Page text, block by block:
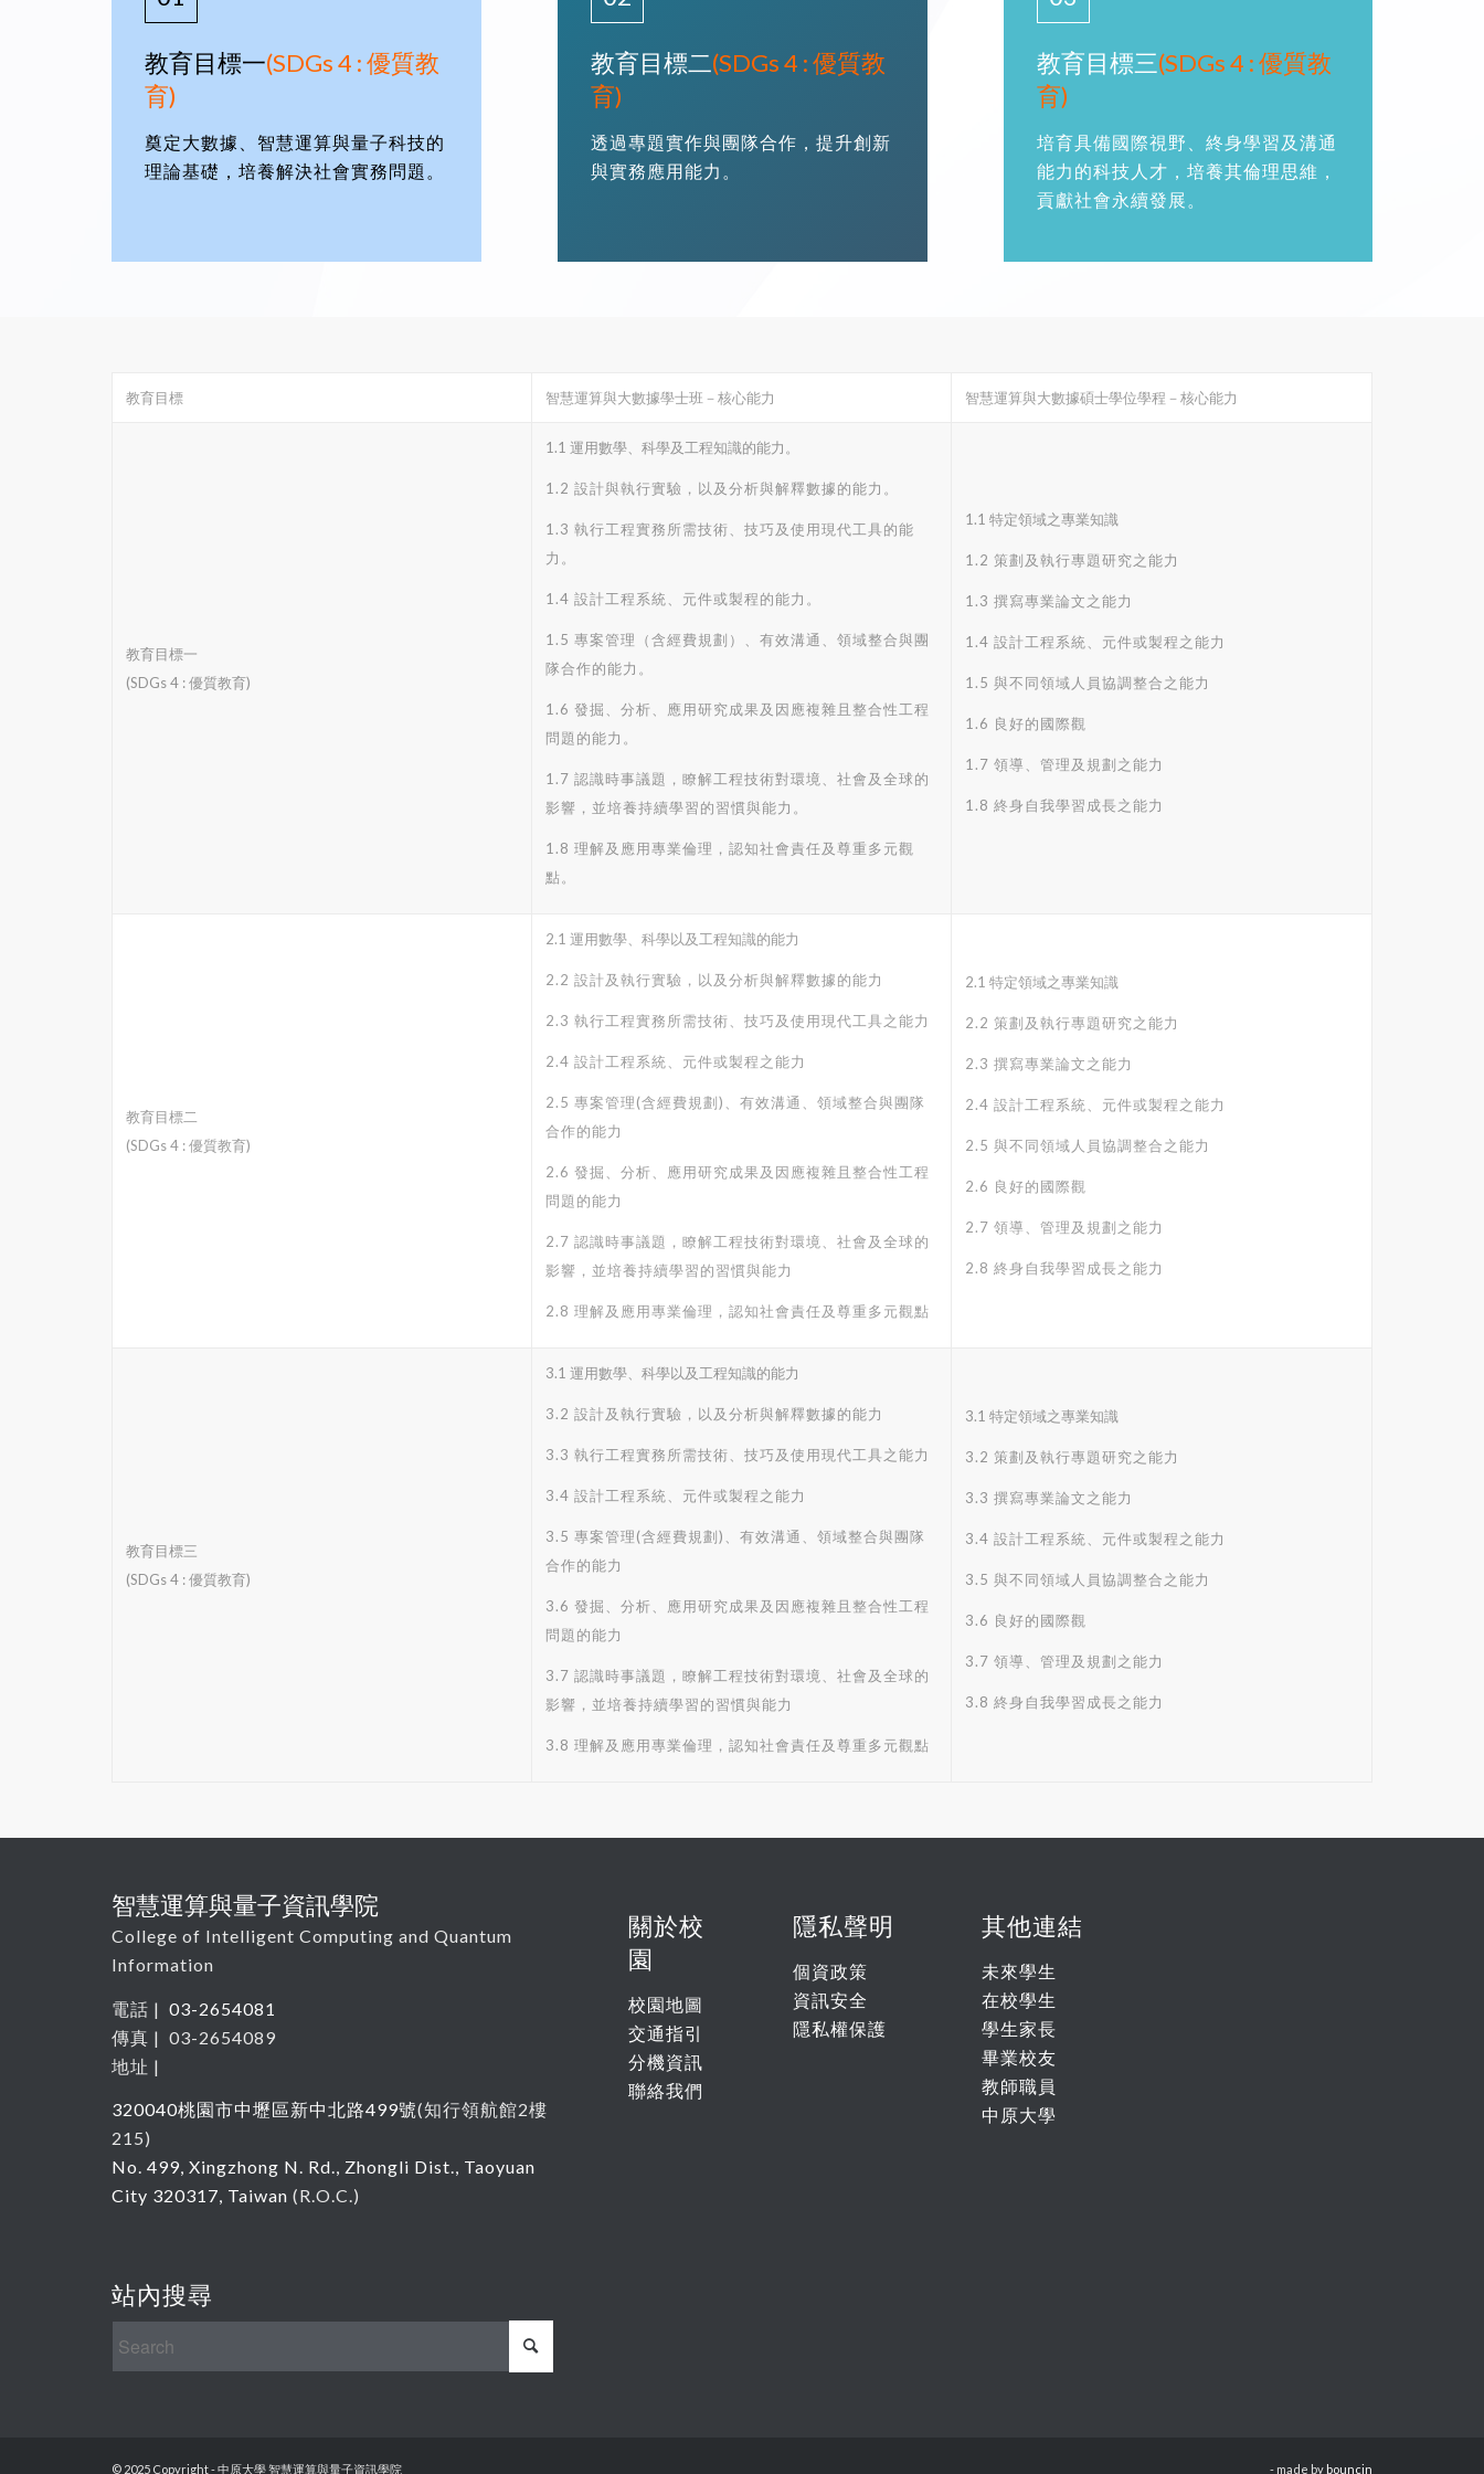
教育目標一(SDGs 4 : 優質教
育)
奠定大數據、智慧運算與量子科技的
理論基礎，培養解決社會實務問題。
教育目標二(SDGs 4 : 優質教
育)
透過專題實作與團隊合作，提升創新
與實務應用能力。
教育目標三(SDGs 4 : 優質教
育)
培育具備國際視野、終身學習及溝通
能力的科技人才，培養其倫理思維，
貢獻社會永續發展。
教育目標 智慧運算與大數據學士班－核心能力 智慧運算與大數據碩士學位學程－核心能力
教育目標一
(SDGs 4 : 優質教育)
1.1 運用數學、科學及工程知識的能力。
1.2 設計與執行實驗，以及分析與解釋數據的能力。
1.3 執行工程實務所需技術、技巧及使用現代工具的能
力。
1.4 設計工程系統、元件或製程的能力。
1.5 專案管理（含經費規劃）、有效溝通、領域整合與團
隊合作的能力。
1.6 發掘、分析、應用研究成果及因應複雜且整合性工程
問題的能力。
1.7 認識時事議題，瞭解工程技術對環境、社會及全球的
影響，並培養持續學習的習慣與能力。
1.8 理解及應用專業倫理，認知社會責任及尊重多元觀
點。
1.1 特定領域之專業知識
1.2 策劃及執行專題研究之能力
1.3 撰寫專業論文之能力
1.4 設計工程系統、元件或製程之能力
1.5 與不同領域人員協調整合之能力
1.6 良好的國際觀
1.7 領導、管理及規劃之能力
1.8 終身自我學習成長之能力
教育目標二
(SDGs 4 : 優質教育)
2.1 運用數學、科學以及工程知識的能力
2.2 設計及執行實驗，以及分析與解釋數據的能力
2.3 執行工程實務所需技術、技巧及使用現代工具之能力
2.4 設計工程系統、元件或製程之能力
2.5 專案管理(含經費規劃)、有效溝通、領域整合與團隊
合作的能力
2.6 發掘、分析、應用研究成果及因應複雜且整合性工程
問題的能力
2.7 認識時事議題，瞭解工程技術對環境、社會及全球的
影響，並培養持續學習的習慣與能力
2.8 理解及應用專業倫理，認知社會責任及尊重多元觀點
2.1 特定領域之專業知識
2.2 策劃及執行專題研究之能力
2.3 撰寫專業論文之能力
2.4 設計工程系統、元件或製程之能力
2.5 與不同領域人員協調整合之能力
2.6 良好的國際觀
2.7 領導、管理及規劃之能力
2.8 終身自我學習成長之能力
教育目標三
(SDGs 4 : 優質教育)
3.1 運用數學、科學以及工程知識的能力
3.2 設計及執行實驗，以及分析與解釋數據的能力
3.3 執行工程實務所需技術、技巧及使用現代工具之能力
3.4 設計工程系統、元件或製程之能力
3.5 專案管理(含經費規劃)、有效溝通、領域整合與團隊
合作的能力
3.6 發掘、分析、應用研究成果及因應複雜且整合性工程
問題的能力
3.7 認識時事議題，瞭解工程技術對環境、社會及全球的
影響，並培養持續學習的習慣與能力
3.8 理解及應用專業倫理，認知社會責任及尊重多元觀點
3.1 特定領域之專業知識
3.2 策劃及執行專題研究之能力
3.3 撰寫專業論文之能力
3.4 設計工程系統、元件或製程之能力
3.5 與不同領域人員協調整合之能力
3.6 良好的國際觀
3.7 領導、管理及規劃之能力
3.8 終身自我學習成長之能力
智慧運算與量子資訊學院
College of Intelligent Computing and Quantum
Information
電話 | 03-2654081
傳真 | 03-2654089
地址 |
320040桃園市中壢區新中北路499號(知行領航館2樓
215)
No. 499, Xingzhong N. Rd., Zhongli Dist., Taoyuan
City 320317, Taiwan (R.O.C.)
站內搜尋
關於校
園
校園地圖
交通指引
分機資訊
聯絡我們
隱私聲明
個資政策
資訊安全
隱私權保護
其他連結
未來學生
在校學生
學生家長
畢業校友
教師職員
中原大學
© 2025 Copyright - 中原大學 智慧運算與量子資訊學院 - made by bouncin